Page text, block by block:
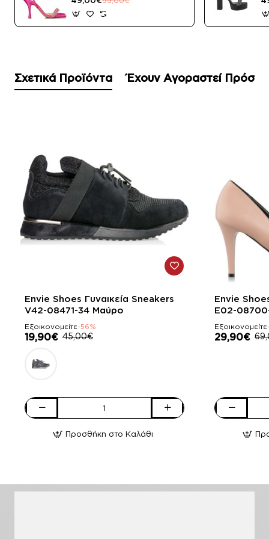
Σχετικά Προϊόντα Έχουν Αγοραστεί
-56%
Envie Shoes Γυναικεία Sneakers
V42-08471-34 Μαύρο
Εξοικονομείτε-56%
19,90€ 45,00€
Envie
Γυναικεία
Μαύρο
Προσθήκη στο Καλάθι
-57%
Envie
E02-
Εξοικονομείτε
29,90€
Envie
Γυναικείες
Nude